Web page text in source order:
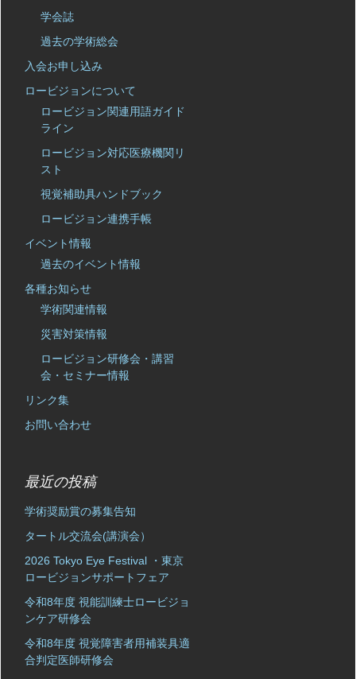
学会誌
過去の学術総会
入会お申し込み
ロービジョンについて
ロービジョン関連用語ガイド
ライン
ロービジョン対応医療機関リ
スト
視覚補助具ハンドブック
ロービジョン連携手帳
イベント情報
過去のイベント情報
各種お知らせ
学術関連情報
災害対策情報
ロービジョン研修会・講習
会・セミナー情報
リンク集
お問い合わせ
最近の投稿
学術奨励賞の募集告知
タートル交流会(講演会）
2026 Tokyo Eye Festival ・東京
ロービジョンサポートフェア
令和8年度 視能訓練士ロービジョ
ンケア研修会
令和8年度 視覚障害者用補装具適
合判定医師研修会